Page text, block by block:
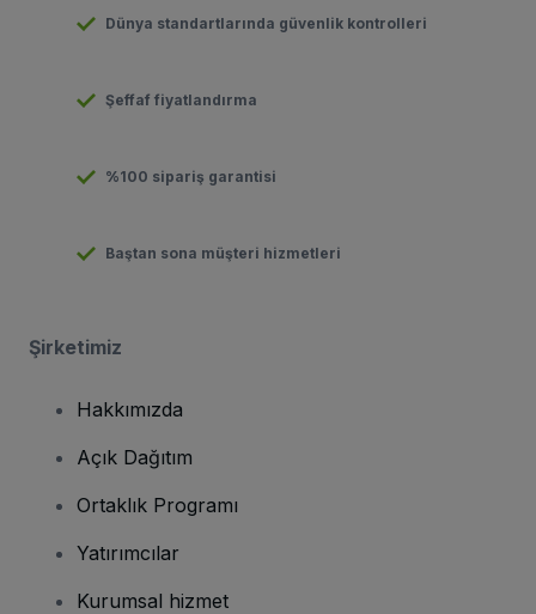
Dünya standartlarında güvenlik kontrolleri
Şeffaf fiyatlandırma
%100 sipariş garantisi
Baştan sona müşteri hizmetleri
Şirketimiz
Hakkımızda
Açık Dağıtım
Ortaklık Programı
Yatırımcılar
Kurumsal hizmet